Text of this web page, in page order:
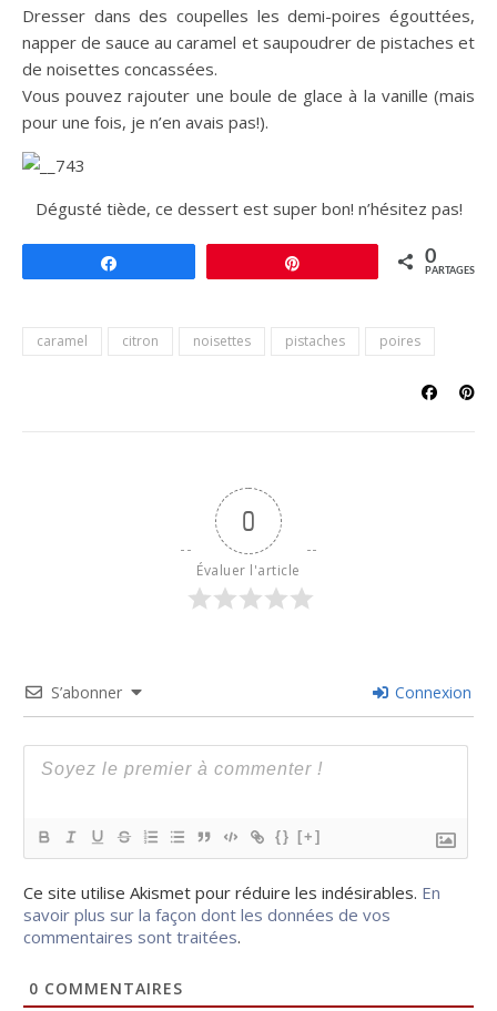
Dresser dans des coupelles les demi-poires égouttées,
napper de sauce au caramel et saupoudrer de pistaches et
de noisettes concassées.
Vous pouvez rajouter une boule de glace à la vanille (mais
pour une fois, je n’en avais pas!).
Dégusté tiède, ce dessert est super bon! n’hésitez pas!
0
PARTAGES
caramel citron noisettes pistaches poires
0
Évaluer l'article
S’abonner Connexion
{} [+]
Ce site utilise Akismet pour réduire les indésirables. En
savoir plus sur la façon dont les données de vos
commentaires sont traitées.
0 COMMENTAIRES